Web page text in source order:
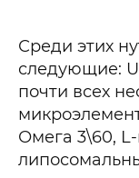
Среди этих
следующие:
почти всех
Омега 3\60,